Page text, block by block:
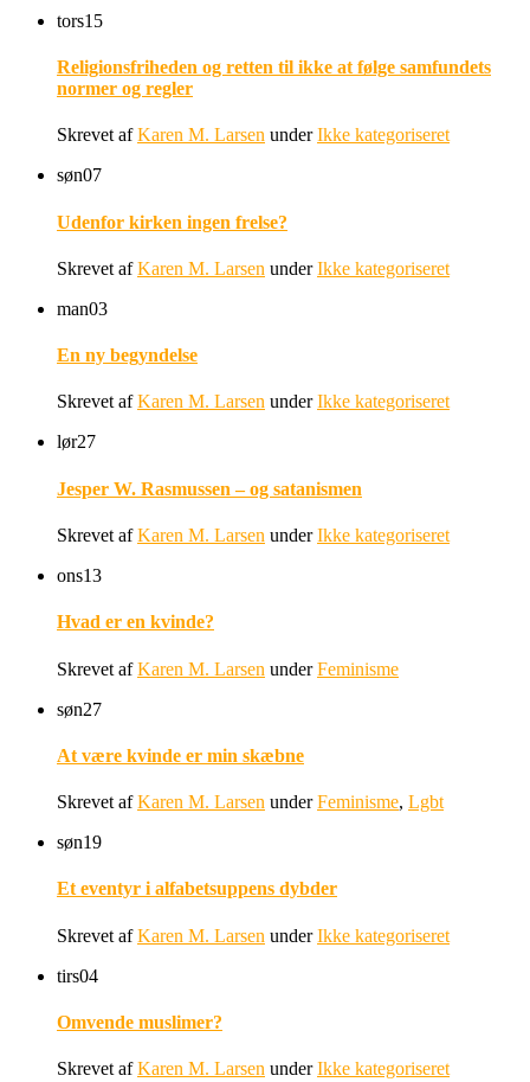
tors15
Religionsfriheden og retten til ikke at følge samfundets
normer og regler
Skrevet afKaren M. Larsen underIkke kategoriseret
søn07
Udenfor kirken ingen frelse?
Skrevet afKaren M. Larsen underIkke kategoriseret
man03
En ny begyndelse
Skrevet afKaren M. Larsen underIkke kategoriseret
lør27
Jesper W. Rasmussen – og satanismen
Skrevet afKaren M. Larsen underIkke kategoriseret
ons13
Hvad er en kvinde?
Skrevet afKaren M. Larsen underFeminisme
søn27
At være kvinde er min skæbne
Skrevet afKaren M. Larsen underFeminisme, Lgbt
søn19
Et eventyr i alfabetsuppens dybder
Skrevet afKaren M. Larsen underIkke kategoriseret
tirs04
Omvende muslimer?
Skrevet afKaren M. Larsen underIkke kategoriseret